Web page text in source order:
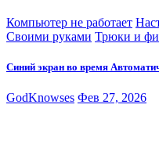
Компьютер не работает
Своими руками Трюки и
Синий экран во время
GodKnowses Фев 27, 2026